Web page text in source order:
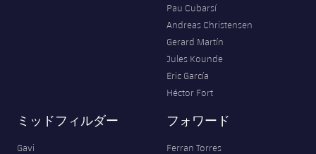
Pau Cubarsí
Andreas Christensen
Gerard Martín
Jules Kounde
Eric García
Héctor Fort
ミッドフィルダー
Gavi
フォワード
Ferran Torres